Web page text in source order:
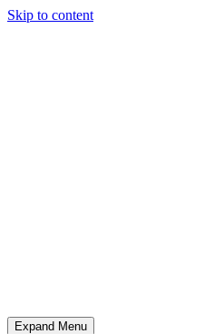
Skip to content
Expand Menu